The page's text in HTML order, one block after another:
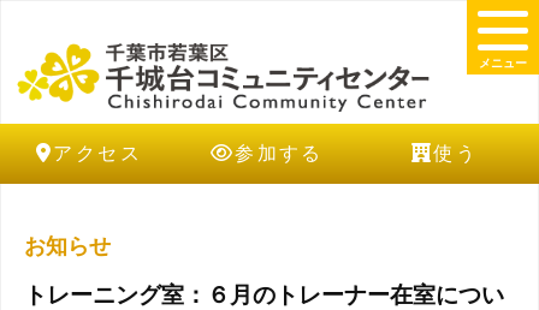
アクセス 参加する 使う
メニュー
お知らせ
トレーニング室：６月のトレーナー在室につい